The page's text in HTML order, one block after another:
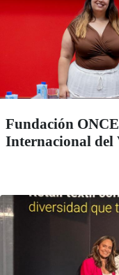
Fundación
Internacional